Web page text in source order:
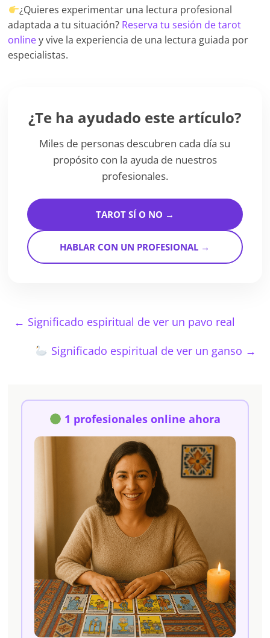
¿Quieres experimentar una lectura profesional
adaptada a tu situación? Reserva tu sesión de tarot
onliney vive la experiencia de una lectura guiada por
especialistas.
¿Te ha ayudado este artículo?
Miles de personas descubren cada día su
propósito con la ayuda de nuestros
profesionales.
TAROT SÍ O NO →
HABLAR CON UN PROFESIONAL →
← Significado espiritual de ver un pavo real
Significado espiritual de ver un ganso →
1 profesionales online ahora